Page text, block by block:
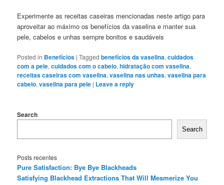
Experimente as receitas caseiras mencionadas neste artigo para
aproveitar ao máximo os benefícios da vaselina e manter sua
pele, cabelos e unhas sempre bonitos e saudáveis
Posted in Benefícios |Tagged benefícios da vaselina,cuidados
com a pele,cuidados com o cabelo,hidratação com vaselina,
receitas caseiras com vaselina,vaselina nas unhas,vaselina para
cabelo,vaselina para pele | Leave a reply
Search
Search
Posts recentes
Pure Satisfaction: Bye Bye Blackheads
Satisfying Blackhead Extractions That Will Mesmerize You